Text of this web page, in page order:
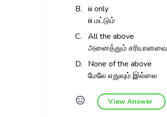
B.
iii only
iii மட்டும்
C.
All the above
அனைத்தும் சரியானவை
D.
None of the above
மேலே எதுவும் இல்லை
😑 View Answer